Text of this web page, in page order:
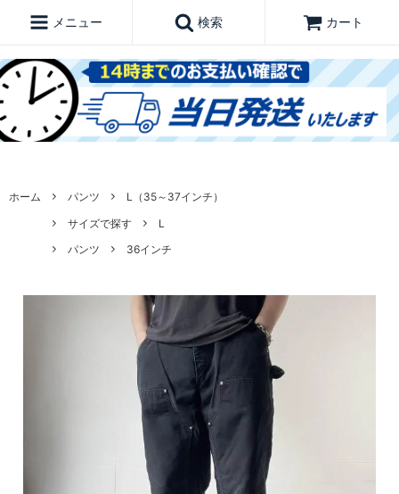
メニュー 検索 カート
ホーム パンツ
L（35～37インチ）
サイズで探す
L
パンツ
36インチ